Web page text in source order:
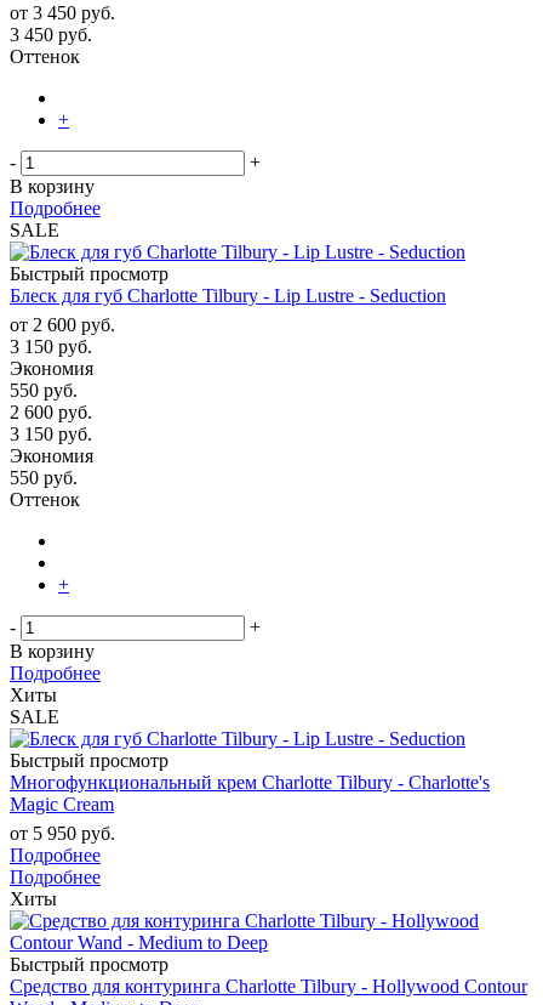
от 3 450 руб.
3 450 руб.
Оттенок
+
-
+
В корзину
Подробнее
SALE
Быстрый просмотр
Блеск для губ Charlotte Tilbury - Lip Lustre - Seduction
от 2 600 руб.
3 150 руб.
Экономия
550 руб.
2 600 руб.
3 150 руб.
Экономия
550 руб.
Оттенок
+
-
+
В корзину
Подробнее
Хиты
SALE
Быстрый просмотр
Многофункциональный крем Charlotte Tilbury - Charlotte's
Magic Cream
от 5 950 руб.
Подробнее
Подробнее
Хиты
Быстрый просмотр
Средство для контуринга Charlotte Tilbury - Hollywood Contour